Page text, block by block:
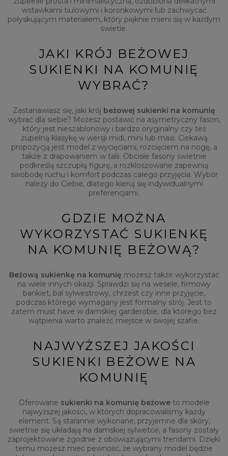
wstawkami tiulowymi i koronkowymi lub zachwycać
połyskującym materiałem, który pięknie mieni się w każdym
świetle.
JAKI KRÓJ BEŻOWEJ
SUKIENKI NA KOMUNIĘ
WYBRAĆ?
Zastanawiasz się, jaki krój beżowej sukienki na komunię
wybrać dla siebie? Możesz postawić na asymetryczny fason,
który jest nieszablonowy i bardzo oryginalny czy też
zupełną klasykę w wersji midi, mini lub maxi. Ciekawą
propozycją jest model z wycięciami, rozcięciem na nogę, a
także z drapowaniem w talii. Obcisłe fasony świetnie
podkreślą szczupłą figurę, a rozkloszowane zapewnią
swobodę ruchu i komfort podczas całego przyjęcia. Wybór
należy do Ciebie, dlatego kieruj się indywidualnymi
preferencjami.
GDZIE MOŻNA
WYKORZYSTAĆ SUKIENKĘ
NA KOMUNIĘ BEŻOWĄ?
Beżową sukienkę na komunię możesz także wykorzystać
na wiele innych okazji. Sprawdzi się na wesele, firmowy
bankiet, bal sylwestrowy, chrzest czy inne przyjęcie,
podczas którego wymagany jest formalny strój. Jest to
zatem must have w damskiej garderobie, dla którego bez
wątpienia warto znaleźć miejsce w swojej szafie.
NAJWYŻSZEJ JAKOŚCI
SUKIENKI BEŻOWE NA
KOMUNIĘ
Oferowane sukienki na komunię beżoweto modele
najwyższej jakości, w których dopracowaliśmy każdy
element. Są starannie wykonane, przyjemne dla skóry,
świetnie się układają na damskiej sylwetce, a fasony zostały
zaprojektowane zgodnie z obowiązującymi trendami. Dzięki
temu możesz mieć pewność, że wybrany model będzie